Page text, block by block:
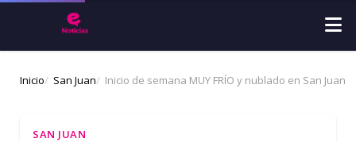
Inicio San Juan Inicio de semana MUY FRÍO y nublado en San Juan
SAN JUAN